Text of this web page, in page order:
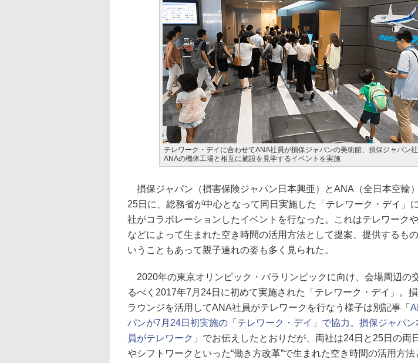
テレワーク・デイに合わせてANA社員が損保ジャパンの美術館、損保ジャパン
ANAの機体工場と相互に施設を見学するイベントを実施
損保ジャパン（損害保険ジャパン日本興亜）とANA（全日本空輸
25日に、総務省が中心となって同日実施した「テレワーク・デイ」
社がコラボレーションしたイベントを行なった。これはテレワーク
などによって生まれた空き時間の活用方法として提案、提供するも
いうこともあって親子連れの姿も多く見られた。
2020年の東京オリンピック・パラリンピックに向け、会場周辺の
るべく2017年7月24日に初めて実施された「テレワーク・デイ」。
ラウンジを活用してANA社員がテレワークを行なう様子は別記事「
パンが7月24日初実施の「テレワーク・デイ」で協力。損保ジャパ
員がテレワーク 」でお伝えしたとおりだが、両社は24日と25日の両
やシフトワークといった“働き方改革”で生まれた空き時間の活用方